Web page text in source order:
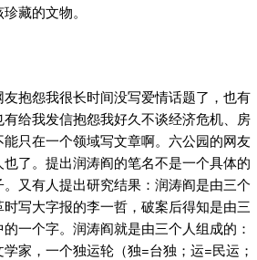
藏的文物。
抱怨我很长时间没写爱情话题了，也有
给我发信抱怨我好久不谈经济危机、房
只在一个领域写文章啊。六公园的网友
了。提出润涛阎的笔名不是一个具体的
又有人提出研究结果：润涛阎是由三个
写大字报的李一哲，破案后得知是由三
一个字。润涛阎就是由三个人组成的：
家，一个独运轮（独=台独；运=民运；